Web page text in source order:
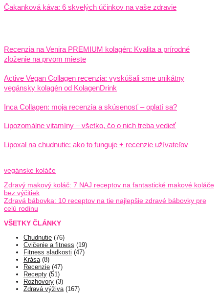
Čakanková káva: 6 skvelých účinkov na vaše zdravie
Recenzia na Venira PREMIUM kolagén: Kvalita a prírodné
zloženie na prvom mieste
Active Vegan Collagen recenzia: vyskúšali sme unikátny
vegánsky kolagén od KolagenDrink
Inca Collagen: moja recenzia a skúsenosť – oplatí sa?
Lipozomálne vitamíny – všetko, čo o nich treba vedieť
Lipoxal na chudnutie: ako to funguje + recenzie užívateľov
vegánske koláče
Zdravý makový koláč: 7 NAJ receptov na fantastické makové koláče
bez výčitiek
Zdravá bábovka: 10 receptov na tie najlepšie zdravé bábovky pre
celú rodinu
VŠETKY ČLÁNKY
Chudnutie (76)
Cvičenie a fitness (19)
Fitness sladkosti (47)
Krása (8)
Recenzie (47)
Recepty (51)
Rozhovory (3)
Zdravá výživa (167)